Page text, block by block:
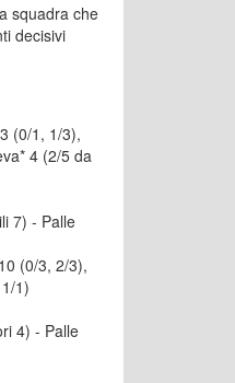
squadra che
decisivi
(0/1, 1/3),
4 (2/5 da
7) - Palle
(0/3, 2/3),
1)
4) - Palle